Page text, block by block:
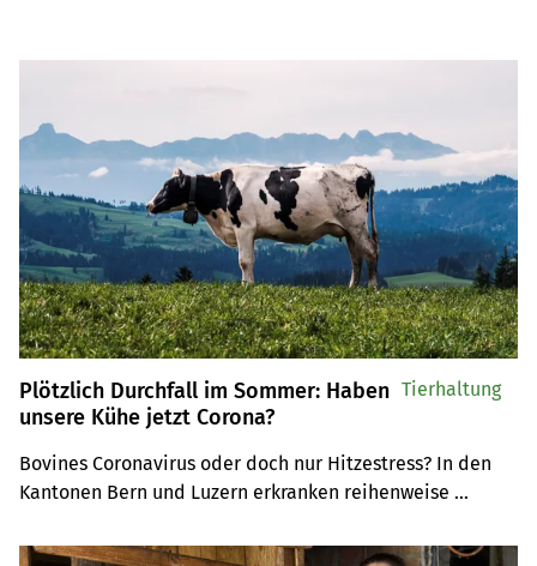
Plötzlich Durchfall im Sommer: Haben
unsere Kühe jetzt Corona?
Bovines Coronavirus oder doch nur Hitzestress? In den
Kantonen Bern und Luzern erkranken reihenweise
Milcheinbruch – und die Fachleute sind sich uneinig, was
Tierhaltung